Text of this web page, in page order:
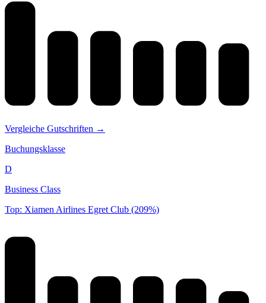
Vergleiche Gutschriften →
Buchungsklasse
D
Business Class
Top: Xiamen Airlines Egret Club (209%)